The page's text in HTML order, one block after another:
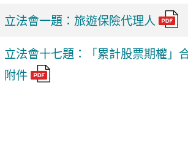
立法會一題：旅遊保險代理人
立法會十七題：「累計股票期權」
附件